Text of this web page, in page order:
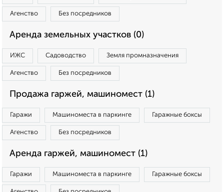
Агенство Без посредников
Аренда земельных участков (0)
ИЖС Садоводство Земля промназначения
Агенство Без посредников
Продажа гаржей, машиномест (1)
Гаражи Машиноместа в паркинге Гаражные боксы
Агенство Без посредников
Аренда гаржей, машиномест (1)
Гаражи Машиноместа в паркинге Гаражные боксы